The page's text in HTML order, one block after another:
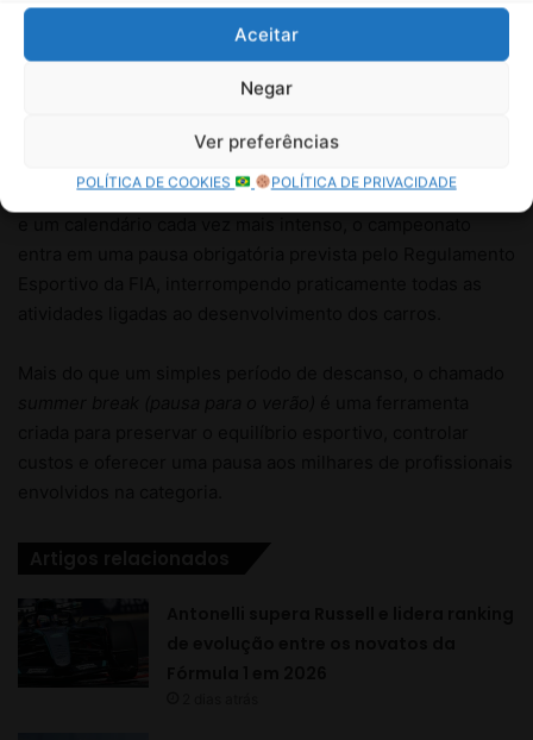
Aceitar
Negar
Ver preferências
POLÍTICA DE COOKIES POLÍTICA DE PRIVACIDADE